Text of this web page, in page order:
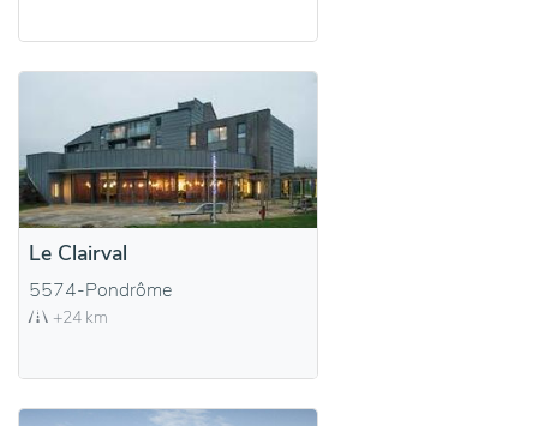
Le Clairval
5574-Pondrôme
+24 km